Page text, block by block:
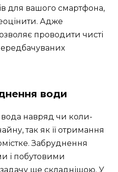
для вашого смартфона,
Адже
проводити чисті
води
вода навряд чи коли-
так як її отримання
Забруднення
і побутовими
ще складнішою. У